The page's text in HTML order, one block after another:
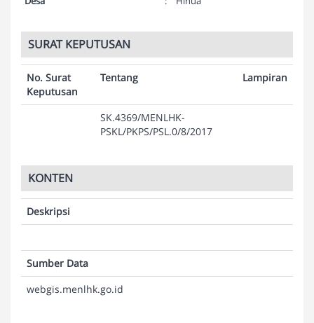
SURAT KEPUTUSAN
No. Surat
Keputusan
Tentang Lampiran
SK.4369/MENLHK-
PSKL/PKPS/PSL.0/8/2017
KONTEN
Deskripsi
Sumber Data
webgis.menlhk.go.id